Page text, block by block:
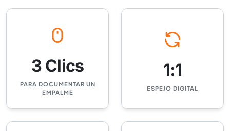
3 Clics
PARA DOCUMENTAR UN
EMPALME
1:1
ESPEJO DIGITAL